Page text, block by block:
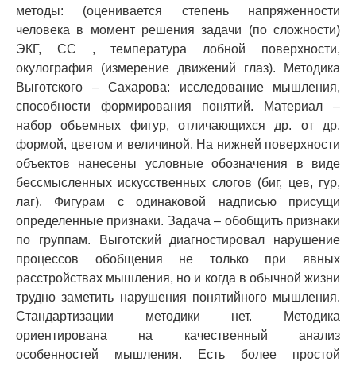
методы: (оценивается степень напряженности
человека в момент решения задачи (по сложности)
ЭКГ, СС , температура лобной поверхности,
окулография (измерение движений глаз). Методика
Выготского – Сахарова: исследование мышления,
способности формирования понятий. Материал –
набор объемных фигур, отличающихся др. от др.
формой, цветом и величиной. На нижней поверхности
объектов нанесены условные обозначения в виде
бессмысленных искусственных слогов (биг, цев, гур,
лаг). Фигурам с одинаковой надписью присущи
определенные признаки. Задача – обобщить признаки
по группам. Выготский диагностировал нарушение
процессов обобщения не только при явных
расстройствах мышления, но и когда в обычной жизни
трудно заметить нарушения понятийного мышления.
Стандартизации методики нет. Методика
ориентирована на качественный анализ
особенностей мышления. Есть более простой